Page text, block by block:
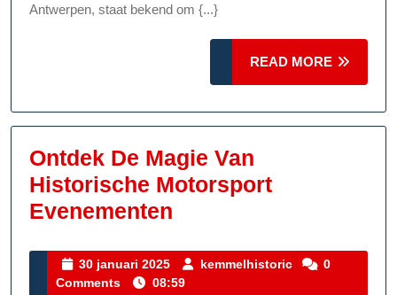
En
Plezier
In
Één
Stad
Antwerpen, staat bekend om {...}
READ MORE
MORE
Ontdek De Magie Van
Historische Motorsport
Evenementen
Magie
Van
30 januari 2025
30
januari
kemmelhistoric kemmelhistoric
0
Comments
08:59